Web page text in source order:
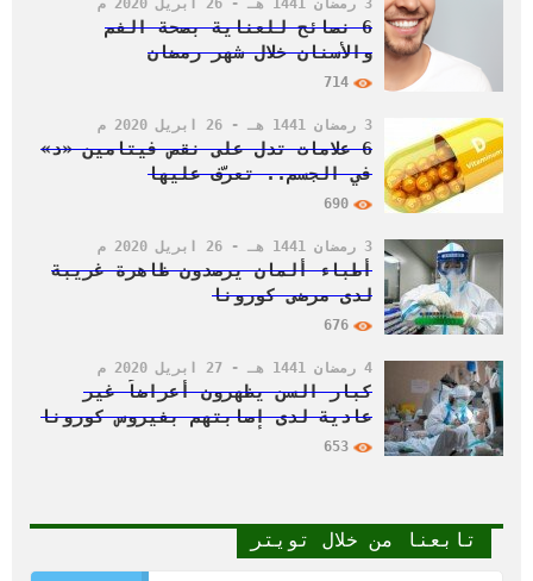
6 نصائح للعناية بصحة الفم
والأسنان خلال شهر رمضان
714
3 رمضان 1441 هـ - 26 أبريل 2020 م
6 علامات تدل على نقص فيتامين «د»
في الجسم.. تعرّف عليها
690
3 رمضان 1441 هـ - 26 أبريل 2020 م
أطباء ألمان يرصدون ظاهرة غريبة
لدى مرضى كورونا
676
4 رمضان 1441 هـ - 27 أبريل 2020 م
كبار السن يظهرون أعراضاً غير
عادية لدى إصابتهم بفيروس كورونا
653
تابعنا من خلال تويتر